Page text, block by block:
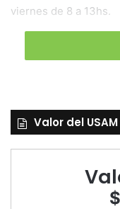
viernes de 8 a 13hs.
Valor del USAM